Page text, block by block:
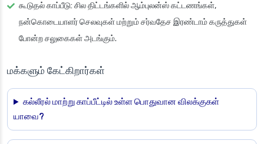
கூடுதல் காப்பீடு: சில திட்டங்களில் ஆம்புலன்ஸ் கட்டணங்கள்,
நன்கொடையாளர் செலவுகள் மற்றும் சர்வதேச இரண்டாம் கருத்துகள்
போன்ற சலுகைகள் அடங்கும்.
மக்களும் கேட்கிறார்கள்
கல்லீரல் மாற்று காப்பீட்டில் உள்ள பொதுவான விலக்குகள்
யாவை?